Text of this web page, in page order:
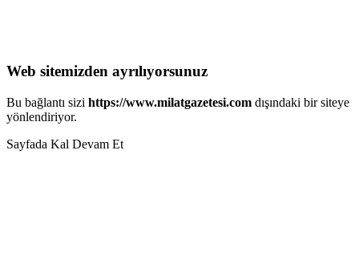
Web sitemizden ayrılıyorsunuz
Bu bağlantı sizi https://www.milatgazetesi.com dışındaki bir siteye
yönlendiriyor.
Sayfada Kal Devam Et